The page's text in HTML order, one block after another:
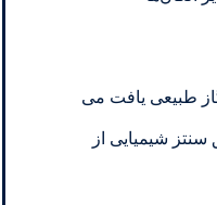
طبیعی یافت می
شیمیایی از